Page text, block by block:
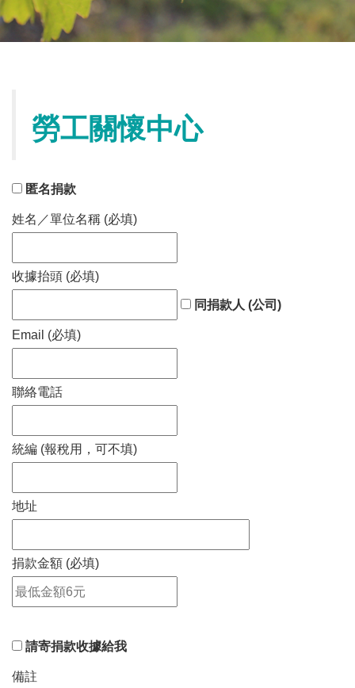
勞工關懷中心
匿名捐款
姓名／單位名稱 (必填)
收據抬頭 (必填)
同捐款人 (公司)
Email (必填)
聯絡電話
統編 (報稅用，可不填)
地址
捐款金額 (必填)
請寄捐款收據給我
備註